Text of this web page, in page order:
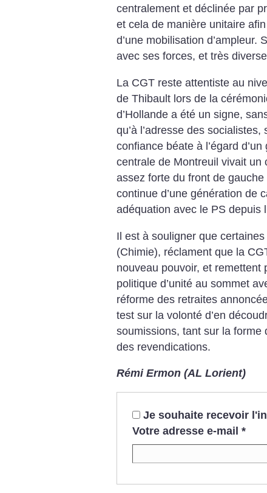
centralement et déclinée par
et cela de manière unitaire
d’une mobilisation d’ampleur.
avec ses forces, et très
La CGT reste attentiste au
de Thibault lors de la
d’Hollande a été un signe,
qu’à l’adresse des socialistes,
confiance béate à l’égard
centrale de Montreuil vivait un
assez forte du front de
continue d’une génération de
adéquation avec le PS depuis
Il est à souligner que
(Chimie), réclament que la
nouveau pouvoir, et remettent
politique d’unité au sommet
réforme des retraites
test sur la volonté d’en
soumissions, tant sur la forme
des revendications.
Rémi Ermon (AL Lorient)
Je souhaite recevoir
Votre adresse e-mail *